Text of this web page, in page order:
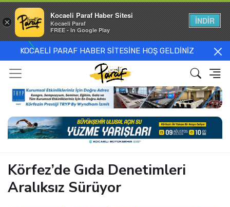
KOCAELİ PARAF HABER SİTESİNE HOŞ GELDİNİZ
Körfez’de Gıda Denetimleri
Aralıksız Sürüyor
×
Kocaeli Paraf Haber Sitesi
Kocaeli Paraf
FREE - In Google Play
İNDİR